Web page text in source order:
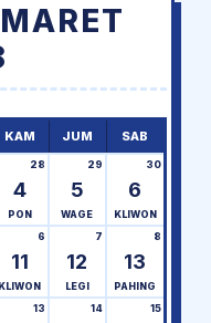
KAM JUM SAB
4
28
PON
5
29
WAGE
6
30
KLIWON
11
6
KLIWON
12
7
LEGI
13
8
PAHING
13 14 15